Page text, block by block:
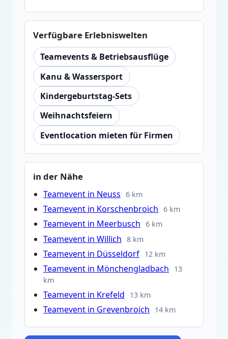
Verfügbare Erlebniswelten
Teamevents & Betriebsausflüge
Kanu & Wassersport
Kindergeburtstag-Sets
Weihnachtsfeiern
Eventlocation mieten für Firmen
in der Nähe
Teamevent in Neuss 6 km
Teamevent in Korschenbroich 6 km
Teamevent in Meerbusch 6 km
Teamevent in Willich 8 km
Teamevent in Düsseldorf 12 km
Teamevent in Mönchengladbach
13
km
Teamevent in Krefeld 13 km
Teamevent in Grevenbroich 14 km